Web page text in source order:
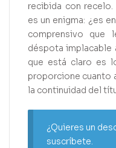
recibida con
es un enigma: ¿es
comprensivo que
déspota implacable
que está claro es
proporcione cuanto
la continuidad del
¿Quieres un
suscríbete.